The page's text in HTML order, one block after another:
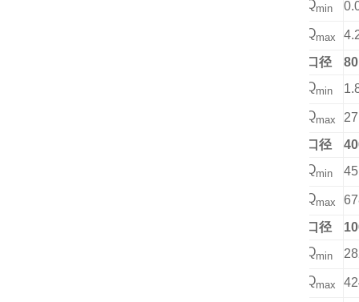
Qmin
Qmax
口径
80
Qmin
Qmax
口径
Qmin
Qmax
口径
Qmin
Qmax